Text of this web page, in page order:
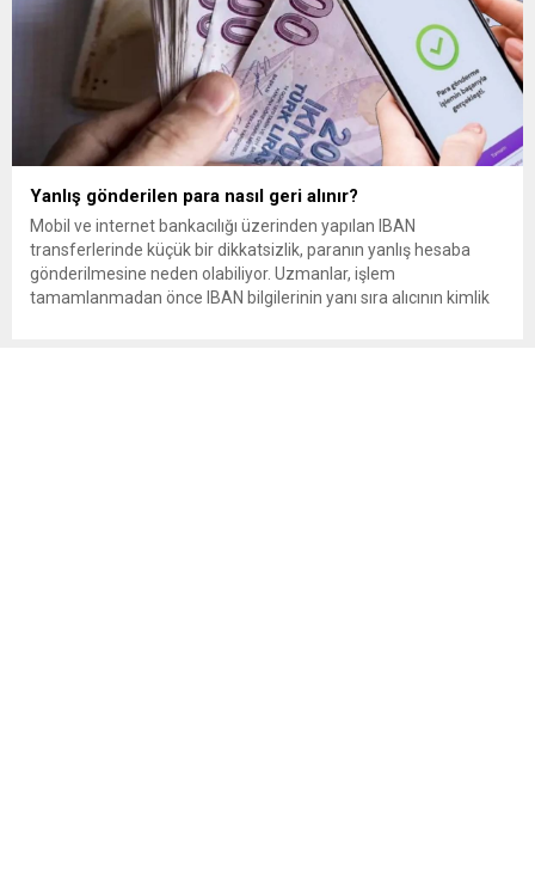
Yanlış gönderilen para nasıl geri alınır?
Mobil ve internet bankacılığı üzerinden yapılan IBAN
transferlerinde küçük bir dikkatsizlik, paranın yanlış hesaba
gönderilmesine neden olabiliyor. Uzmanlar, işlem
tamamlanmadan önce IBAN bilgilerinin yanı sıra alıcının kimlik